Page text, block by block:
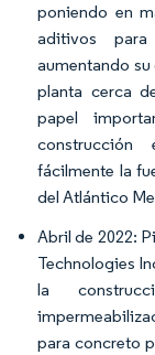
poniendo en
aditivos
aumentando
planta cerca
papel
construcción
fácilmente la
del Atlántico
Abril de 2022:
Technologies
la
para concreto